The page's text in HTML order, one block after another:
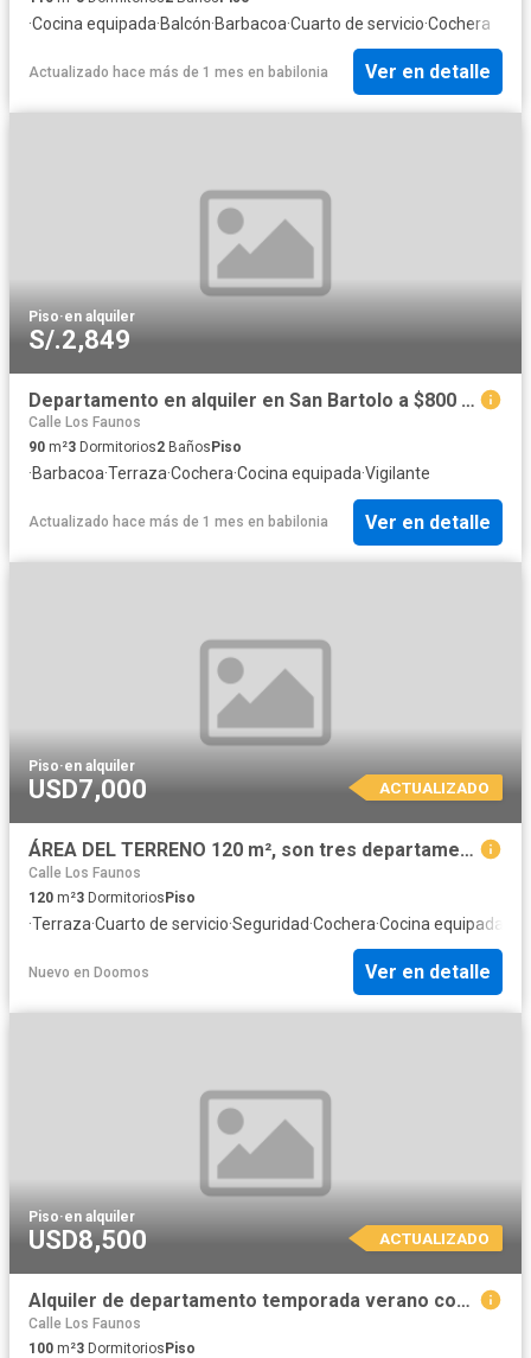
·Cocina equipada·Balcón·Barbacoa·Cuarto de servicio·Cochera
Actualizado hace más de 1 mes en babilonia Ver en detalle
Piso·en alquiler
S/.2,849
Departamento en alquiler en San Bartolo a $800 al mes
Calle Los Faunos
90 m²3 Dormitorios2 Baños Piso
·Barbacoa·Terraza·Cochera·Cocina equipada·Vigilante
Actualizado hace más de 1 mes en babilonia Ver en detalle
Piso·en alquiler
USD7,000 ACTUALIZADO
ÁREA DEL TERRENO 120 m², son tres departamentos independientes se pueden alquilar por separado o todos juntos. PRECIO DEPARTAMENTO PRIMER PISO: $8,300.00 dólares toda la temporada. PRECIO DEPARTA
Calle Los Faunos
120 m²3 Dormitorios Piso
·Terraza·Cuarto de servicio·Seguridad·Cochera·Cocina equipada
Nuevo en Doomos Ver en detalle
Piso·en alquiler
USD8,500 ACTUALIZADO
Alquiler de departamento temporada verano con vista al club Punta Negra!
Calle Los Faunos
100 m²3 DormitoriosPiso